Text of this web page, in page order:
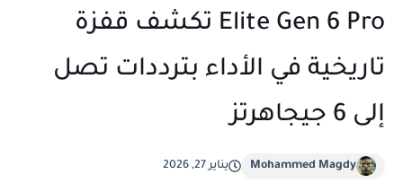
Elite Gen 6 Pro تكشف قفزة
تاريخية في الأداء بترددات تصل
إلى 6 جيجاهرتز
Mohammed Magdy يناير 27, 2026